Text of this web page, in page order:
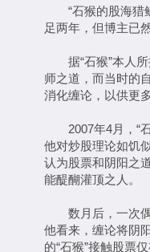
“石猴的股海猎鲸
足两年，但博主已
据“石猴”本人所
师之道，而当时的
消化缠论，以供更
2007年4月，“石
他对炒股理论如饥
认为股票和阴阳之
能醍醐灌顶之人。
数月后，一次偶
他看来，缠论将阴
的“石猴”接触股票